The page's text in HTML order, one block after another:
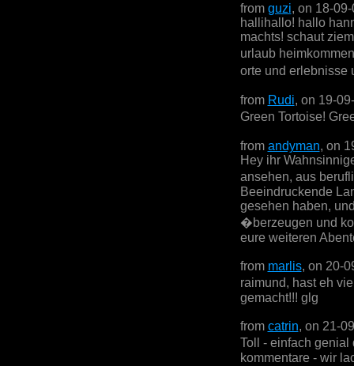
from guzi, on 18-
hallihallo! hallo
machts! schaut
urlaub
orte und
from Rudi, on 19-
Green Tortoise!
from andyman, on
Hey ihr
ansehen, aus
Beeindruckende
gesehen haben,
�berzeugen und
eure weiteren
from marlis, on 20-
raimund, hast eh
gemacht!!! glg
from catrin, on 21-
Toll - einfach
kommentare - wir